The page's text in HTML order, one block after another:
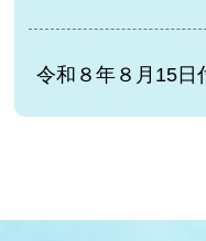
令和８年８月15日